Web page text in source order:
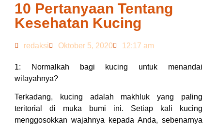
10 Pertanyaan Tentang
Kesehatan Kucing
redaksi Oktober 5, 2020 12:17 am
1: Normalkah bagi kucing untuk menandai
wilayahnya?
Terkadang, kucing adalah makhluk yang paling
teritorial di muka bumi ini. Setiap kali kucing
menggosokkan wajahnya kepada Anda, sebenarnya